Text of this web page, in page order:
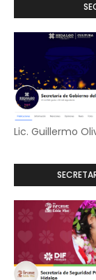
Lic. Guillermo